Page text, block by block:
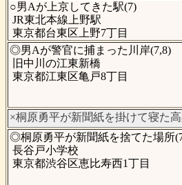
○男Aが上京してきた駅(7)
JR東北本線上野駅
東京都台東区上野7丁目
◎男Aが警官に捕まった川岸(7,8)
旧中川の江東新橋
東京都江東区亀戸8丁目
×桐原勇平が新聞紙を掛けて寝た
◎桐原勇平が新聞紙を捨てた場所
長谷戸小学校
東京都渋谷区恵比寿西1丁目